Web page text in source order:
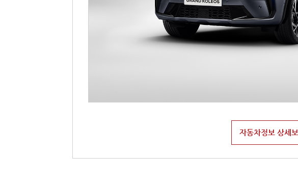
자동차정보 상세보